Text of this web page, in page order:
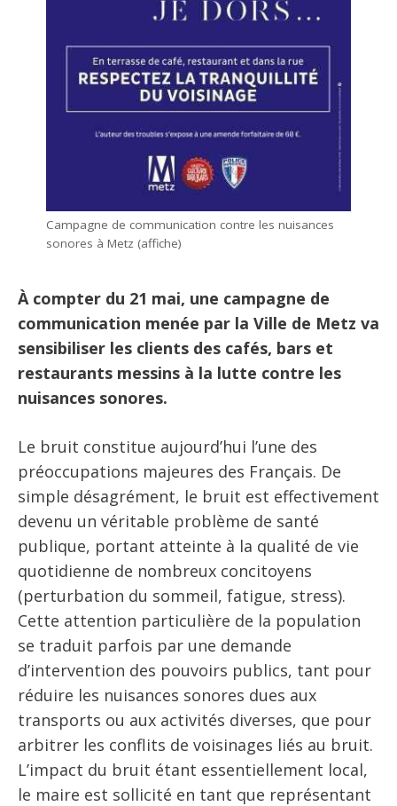
Campagne de communication contre les nuisances
sonores à Metz (affiche)
À compter du 21 mai, une campagne de
communication menée par la Ville de Metz va
sensibiliser les clients des cafés, bars et
restaurants messins à la lutte contre les
nuisances sonores.
Le bruit constitue aujourd’hui l’une des
préoccupations majeures des Français. De
simple désagrément, le bruit est effectivement
devenu un véritable problème de santé
publique, portant atteinte à la qualité de vie
quotidienne de nombreux concitoyens
(perturbation du sommeil, fatigue, stress).
Cette attention particulière de la population
se traduit parfois par une demande
d’intervention des pouvoirs publics, tant pour
réduire les nuisances sonores dues aux
transports ou aux activités diverses, que pour
arbitrer les conflits de voisinages liés au bruit.
L’impact du bruit étant essentiellement local,
le maire est sollicité en tant que représentant